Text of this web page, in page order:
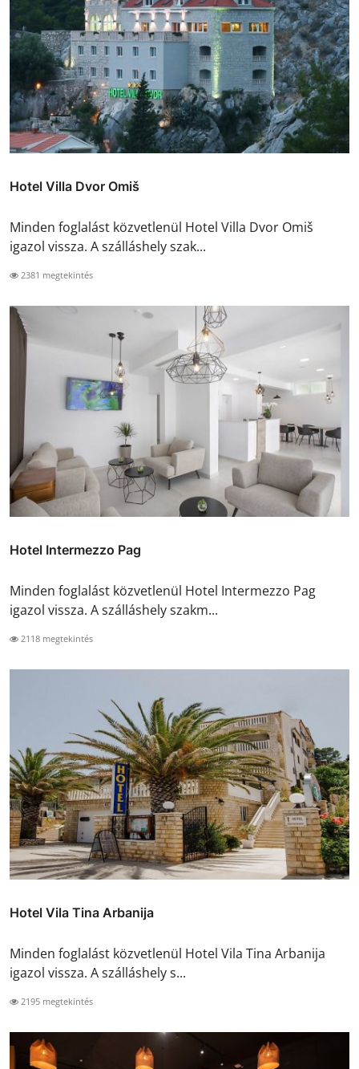
Hotel Villa Dvor Omiš
Minden foglalást közvetlenül Hotel Villa Dvor Omiš
igazol vissza. A szálláshely szak...
2381 megtekintés
Hotel Intermezzo Pag
Minden foglalást közvetlenül Hotel Intermezzo Pag
igazol vissza. A szálláshely szakm...
2118 megtekintés
Hotel Vila Tina Arbanija
Minden foglalást közvetlenül Hotel Vila Tina Arbanija
igazol vissza. A szálláshely s...
2195 megtekintés